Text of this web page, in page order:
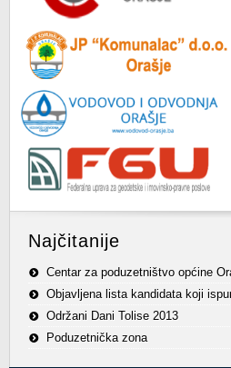
Najčitanije
Centar za poduzetništvo općine
Objavljena lista kandidata koji
Održani Dani Tolise 2013
Poduzetnička zona